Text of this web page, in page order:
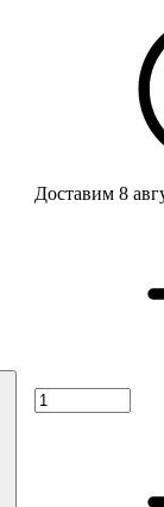
Доставим 8